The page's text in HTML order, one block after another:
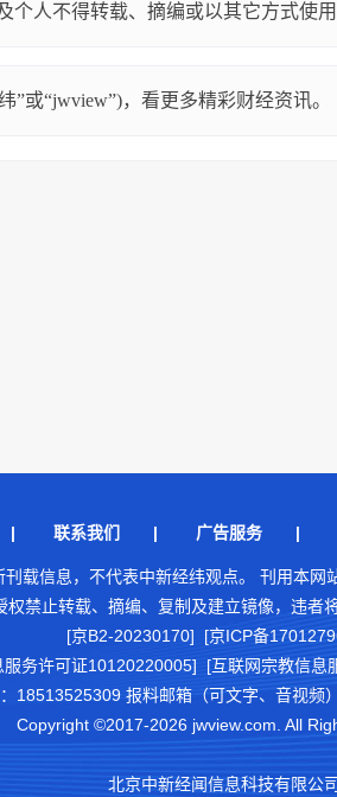
人不得转载、摘编或以其它方式使用
或“jwview”)，看更多精彩财经资讯。
联系我们 | 广告服务|
刊载信息，不代表中新经纬观点。 刊用本网
权禁止转载、摘编、复制及建立镜像，违者
[京B2-20230170] [京ICP备
服务许可证10120220005]
[互联网宗教信息
18513525309 报料邮箱（可文字、音视频
Copyright ©2017-2026 jwview.com. All
北京中新经闻信息科技有限公司